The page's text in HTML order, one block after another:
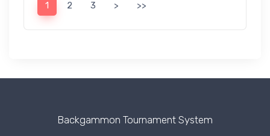
1 2 3 > >>
Backgammon Tournament System